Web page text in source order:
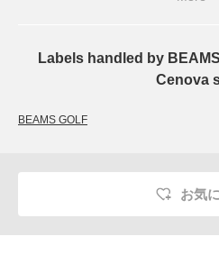
Labels handled by
Cenova
BEAMS GOLF
お気